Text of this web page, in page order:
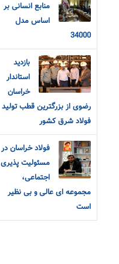
منابع انسانی بر
اساس مدل
34000
بازدید
استاندار
خراسان
رضوی از بزرگترین قطب تولید
فولاد شرق کشور
فولاد خراسان در
مسئولیت پذیری
اجتماعی،
مجموعه ای عالی و بی نظیر
است